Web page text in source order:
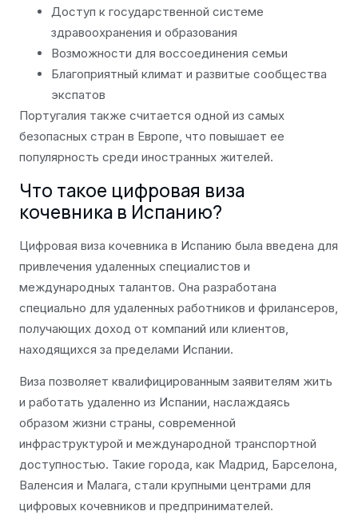
Доступ к государственной системе
здравоохранения и образования
Возможности для воссоединения семьи
Благоприятный климат и развитые сообщества
экспатов
Португалия также считается одной из самых
безопасных стран в Европе, что повышает ее
популярность среди иностранных жителей.
Что такое цифровая виза
кочевника в Испанию?
Цифровая виза кочевника в Испанию была введена для
привлечения удаленных специалистов и
международных талантов. Она разработана
специально для удаленных работников и фрилансеров,
получающих доход от компаний или клиентов,
находящихся за пределами Испании.
Виза позволяет квалифицированным заявителям жить
и работать удаленно из Испании, наслаждаясь
образом жизни страны, современной
инфраструктурой и международной транспортной
доступностью. Такие города, как Мадрид, Барселона,
Валенсия и Малага, стали крупными центрами для
цифровых кочевников и предпринимателей.